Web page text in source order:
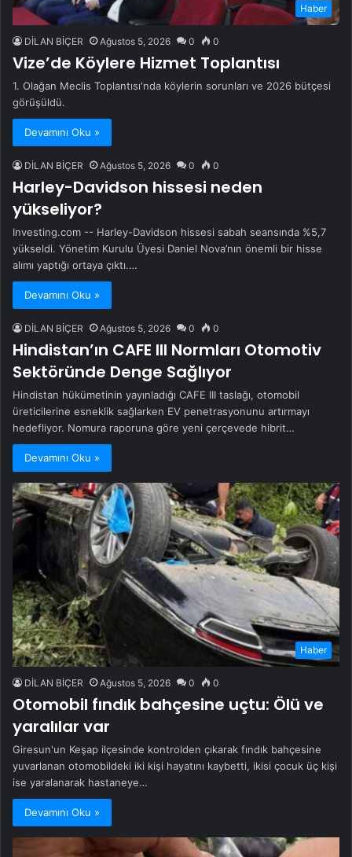
Haber
DİLAN BİÇER Ağustos 5, 2026 0 0
Vize’de Köylere Hizmet Toplantısı
1. Olağan Meclis Toplantısı'nda köylerin sorunları ve 2026 bütçesi
görüşüldü.
Devamını Oku »
DİLAN BİÇER Ağustos 5, 2026 0 0
Harley-Davidson hissesi neden
yükseliyor?
Investing.com -- Harley-Davidson hissesi sabah seansında %5,7
yükseldi. Yönetim Kurulu Üyesi Daniel Nova’nın önemli bir hisse
alımı yaptığı ortaya çıktı.…
Devamını Oku »
DİLAN BİÇER Ağustos 5, 2026 0 0
Hindistan’ın CAFE III Normları Otomotiv
Sektöründe Denge Sağlıyor
Hindistan hükümetinin yayınladığı CAFE III taslağı, otomobil
üreticilerine esneklik sağlarken EV penetrasyonunu artırmayı
hedefliyor. Nomura raporuna göre yeni çerçevede hibrit…
Devamını Oku »
Haber
DİLAN BİÇER Ağustos 5, 2026 0 0
Otomobil fındık bahçesine uçtu: Ölü ve
yaralılar var
Giresun'un Keşap ilçesinde kontrolden çıkarak fındık bahçesine
yuvarlanan otomobildeki iki kişi hayatını kaybetti, ikisi çocuk üç kişi
ise yaralanarak hastaneye…
Devamını Oku »